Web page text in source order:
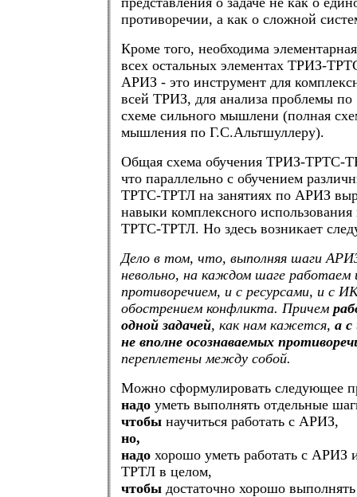
противоречии, а как о сложной
Кроме того, необходима
всех остальных элементах ТРИЗ-
АРИЗ - это инструмент для
всей ТРИЗ, для анализа проблемы по
схеме сильного мышлени (полная
мышления по Г.С.Альтшуллеру).
Общая схема обучения ТРИЗ-ТРТС-
что параллельно с обучением
ТРТС-ТРТЛ на занятиях по АРИЗ
навыки комплексного
ТРТС-ТРТЛ. Но здесь возникает
Дело в том, что, выполняя шаги
невольно, на каждом шаге работаем
противоречием, и с ресурсами, и с
обострением конфликта. Причем
одной задачей, как нам кажется, а с
не вполне осознаваемых
переплетены между собой.
Можно сформулировать следующее
надо уметь выполнять отдельные
чтобы научиться работать с АРИЗ,
но,
надо хорошо уметь работать с
ТРТЛ в целом,
чтобы достаточно хорошо